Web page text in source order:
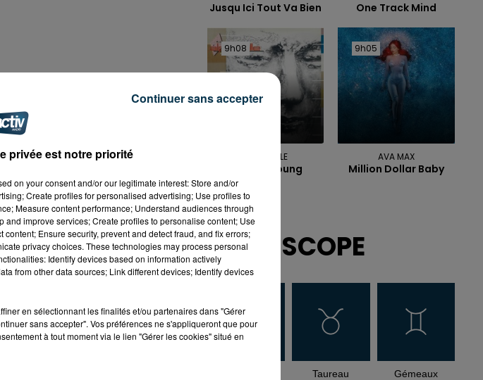
par-peur-des-
Jusqu Ici Tout Va Bien One Track Mind
9h08
9h08
ALPHAVILLE
Forever Young
9h05
9h05
AVA MAX
Million Dollar Baby
HOROSCOPE
Taureau Gémeaux
privée est notre priorité
on your consent and/or our legitimate interest: Store and/or
Create profiles for personalised advertising; Use profiles to
Measure content performance; Understand audiences through
improve services; Create profiles to personalise content; Use
Ensure security, prevent and detect fraud, and fix errors;
privacy choices. These technologies may process personal
Identify devices based on information actively
from other data sources; Link different devices; Identify devices
en sélectionnant les finalités et/ou partenaires dans "Gérer
sans accepter". Vos préférences ne s'appliqueront que pour
à tout moment via le lien "Gérer les cookies" situé en
Continuer sans accepter